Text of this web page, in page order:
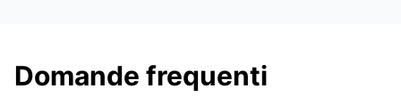
Domande frequenti